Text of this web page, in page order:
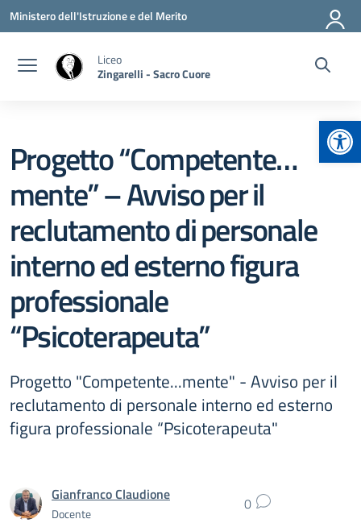
Vai ai contenuti
Vai al menu di navigazione
Vai al footer
Ministero dell'Istruzione e del Merito
Liceo
Zingarelli - Sacro Cuore
Progetto “Competente…
mente” – Avviso per il
reclutamento di personale
interno ed esterno figura
professionale
“Psicoterapeuta”
Progetto "Competente...mente" - Avviso per il
reclutamento di personale interno ed esterno
figura professionale “Psicoterapeuta"
Gianfranco Claudione
Docente 0